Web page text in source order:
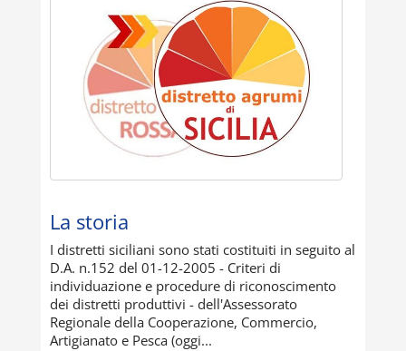
La storia
I distretti siciliani sono stati costituiti in seguito al
D.A. n.152 del 01-12-2005 - Criteri di
individuazione e procedure di riconoscimento
dei distretti produttivi - dell'Assessorato
Regionale della Cooperazione, Commercio,
Artigianato e Pesca (oggi...